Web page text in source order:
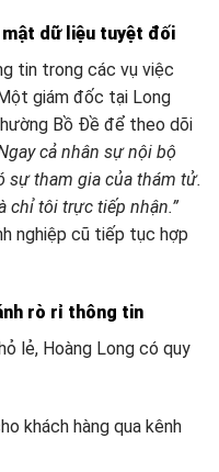
mật dữ liệu tuyệt đối
tin trong các vụ việc
giám đốc tại Long
Bồ Đề để theo dõi
cả nhân sự nội bộ
sự tham gia của thám tử.
chỉ tôi trực tiếp nhận.”
nghiệp cũ tiếp tục hợp
rò rỉ thông tin
lẻ, Hoàng Long có quy
khách hàng qua kênh